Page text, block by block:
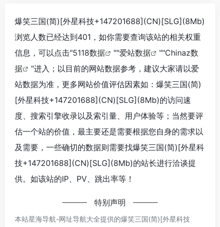
爆笑三国(简)[外星科技+147201688](CN)[SLG](8Mb)
浏览人数已经达到401，如你需要查询该站的相关权重
信息，可以点击"5118数据 ""爱站数据 ""Chinaz数
据
"进入；以目前的网站数据参考，建议大家请以爱
站数据为准，更多网站价值评估因素如：爆笑三国(简)
[外星科技+147201688](CN)[SLG](8Mb)的访问速
度、搜索引擎收录以及索引量、用户体验等；当然要评
估一个站的价值，最主要还是需要根据您自身的需求以
及需要，一些确切的数据则需要找爆笑三国(简)[外星科
技+147201688](CN)[SLG](8Mb)的站长进行洽谈提
供。如该站的IP、PV、跳出率等！
特别声明
本站星海导航-网址导航大全提供的爆笑三国(简)[外星科技